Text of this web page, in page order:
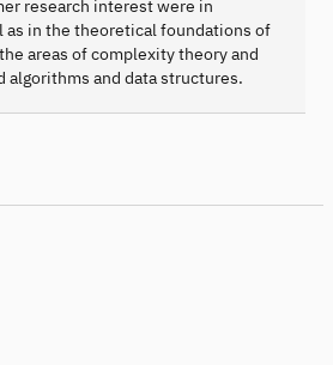
research interest were in
in the theoretical foundations of
areas of complexity theory and
algorithms and data structures.